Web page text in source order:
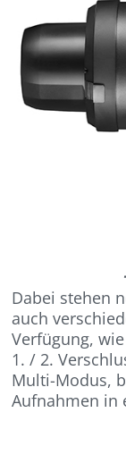
Dabei stehen
auch
Verfügung,
1. / 2.
Multi-Modus,
Aufnahmen in